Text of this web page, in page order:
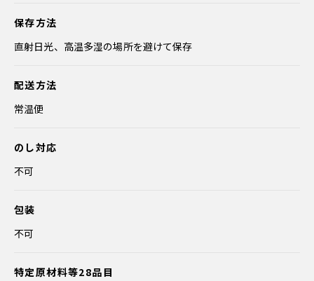
保存方法
直射日光、高温多湿の場所を避けて保存
配送方法
常温便
のし対応
不可
包装
不可
特定原材料等28品目